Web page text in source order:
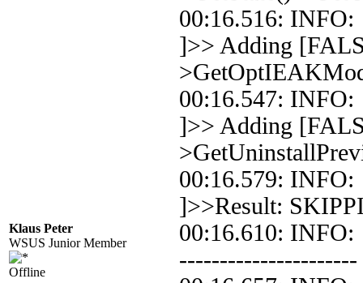
Klaus Peter
WSUS Junior Member
Offline
00:16.516:
]>> Adding
00:16.547:
]>> Adding
00:16.579:
]>>Result:
00:16.610:
----------------------